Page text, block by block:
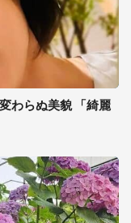
わらぬ美貌 「綺麗